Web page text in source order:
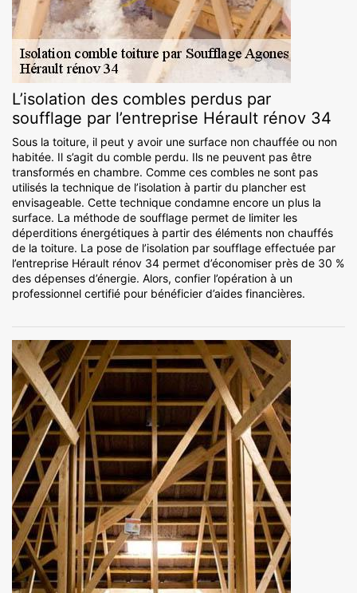
L’isolation des combles perdus par
soufflage par l’entreprise Hérault rénov 34
Sous la toiture, il peut y avoir une surface non chauffée ou non
habitée. Il s’agit du comble perdu. Ils ne peuvent pas être
transformés en chambre. Comme ces combles ne sont pas
utilisés la technique de l’isolation à partir du plancher est
envisageable. Cette technique condamne encore un plus la
surface. La méthode de soufflage permet de limiter les
déperditions énergétiques à partir des éléments non chauffés
de la toiture. La pose de l’isolation par soufflage effectuée par
l’entreprise Hérault rénov 34 permet d’économiser près de 30 %
des dépenses d’énergie. Alors, confier l’opération à un
professionnel certifié pour bénéficier d’aides financières.